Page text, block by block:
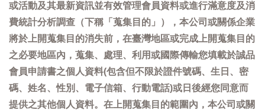
或活動及其最新資訊並有效管理會員資料或進行滿意度及消
費統計分析調查（下稱「蒐集目的」），本公司或關係企業
將於上開蒐集目的消失前，在臺灣地區或完成上開蒐集目的
之必要地區內，蒐集、處理、利用或國際傳輸您填載於誠品
會員申請書之個人資料(包含但不限於證件號碼、生日、密
碼、姓名、性別、電子信箱、行動電話)或日後經您同意而
提供之其他個人資料。在上開蒐集目的範圍內，本公司或關